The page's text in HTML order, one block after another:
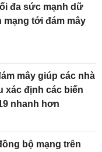
đa sức mạnh dữ
mạng tới đám mây
mây giúp các nhà
xác định các biến
nhanh hơn
bộ mạng trên